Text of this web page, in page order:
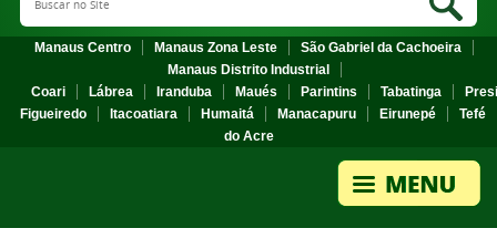
Manaus Centro Manaus Zona Leste
São Gabriel da Cachoeira
Manaus Distrito Industrial
Coari
Lábrea Iranduba Maués Parintins Tabatinga
Figueiredo
Itacoatiara Humaitá Manacapuru Eirunepé
Tefé
do Acre